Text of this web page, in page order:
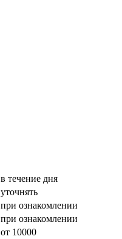
в течение дня
уточнять
при ознакомлении
при ознакомлении
от 10000